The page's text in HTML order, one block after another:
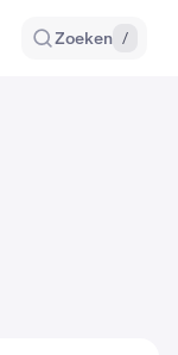
Zoeken /